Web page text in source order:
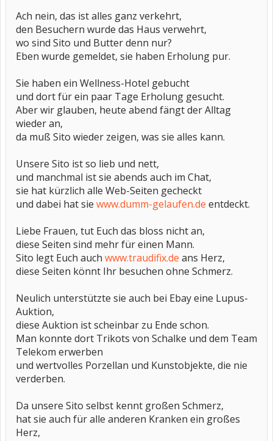
Ach nein, das ist alles ganz verkehrt,
den Besuchern wurde das Haus verwehrt,
wo sind Sito und Butter denn nur?
Eben wurde gemeldet, sie haben Erholung pur.
Sie haben ein Wellness-Hotel gebucht
und dort für ein paar Tage Erholung gesucht.
Aber wir glauben, heute abend fängt der Alltag
wieder an,
da muß Sito wieder zeigen, was sie alles kann.
Unsere Sito ist so lieb und nett,
und manchmal ist sie abends auch im Chat,
sie hat kürzlich alle Web-Seiten gecheckt
und dabei hat sie www.dumm-gelaufen.de entdeckt.
Liebe Frauen, tut Euch das bloss nicht an,
diese Seiten sind mehr für einen Mann.
Sito legt Euch auch www.traudifix.de ans Herz,
diese Seiten könnt Ihr besuchen ohne Schmerz.
Neulich unterstützte sie auch bei Ebay eine Lupus-
Auktion,
diese Auktion ist scheinbar zu Ende schon.
Man konnte dort Trikots von Schalke und dem Team
Telekom erwerben
und wertvolles Porzellan und Kunstobjekte, die nie
verderben.
Da unsere Sito selbst kennt großen Schmerz,
hat sie auch für alle anderen Kranken ein großes
Herz,